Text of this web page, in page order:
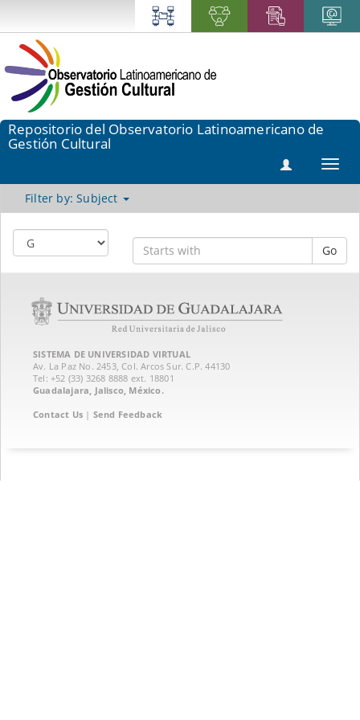
Repositorio del Observatorio Latinoamericano de
Gestión Cultural
Filter by: Subject
Go
SISTEMA DE UNIVERSIDAD VIRTUAL
Av. La Paz No. 2453, Col. Arcos Sur. C.P. 44130
Tel: +52 (33) 3268 8888‏ ext. 18801
Guadalajara, Jalisco, México.
Contact Us | Send Feedback